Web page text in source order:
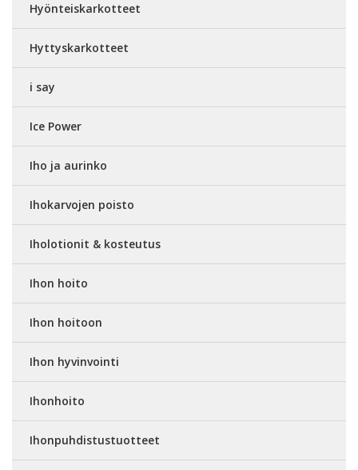
Hyönteiskarkotteet
Hyttyskarkotteet
i say
Ice Power
Iho ja aurinko
Ihokarvojen poisto
Iholotionit & kosteutus
Ihon hoito
Ihon hoitoon
Ihon hyvinvointi
Ihonhoito
Ihonpuhdistustuotteet